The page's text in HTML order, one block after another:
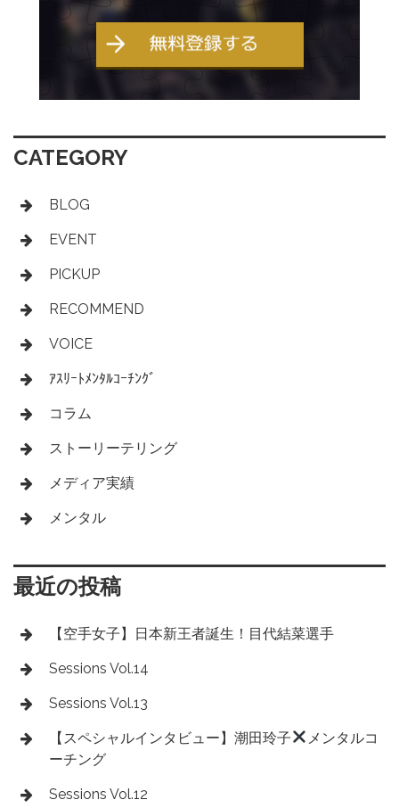
CATEGORY
BLOG
EVENT
PICKUP
RECOMMEND
VOICE
ｱｽﾘｰﾄﾒﾝﾀﾙｺｰﾁﾝｸﾞ
コラム
ストーリーテリング
メディア実績
メンタル
最近の投稿
【空手女子】日本新王者誕生！目代結菜選手
Sessions Vol.14
Sessions Vol.13
【スペシャルインタビュー】潮田玲子
メンタルコ
ーチング
Sessions Vol.12